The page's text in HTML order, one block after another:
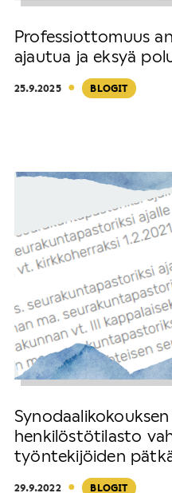
Professiottomuus
ajautua ja eksyä
25.9.2025· BLOGIT
henkilöstötilasto
työntekijöiden
29.9.2022· BLOGIT